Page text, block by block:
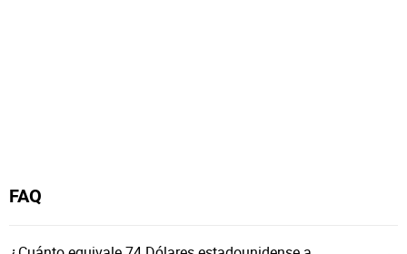
FAQ